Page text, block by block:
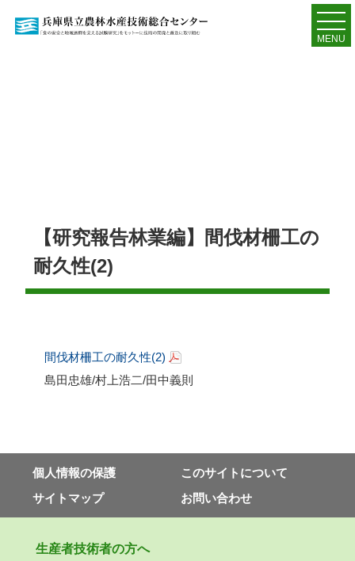
MENU
【研究報告林業編】間伐材柵工の
耐久性(2)
間伐材柵工の耐久性(2)
島田忠雄/村上浩二/田中義則
個⼈情報の保護
このサイトについて
サイトマップ
お問い合わせ
⽣産者技術者の⽅へ